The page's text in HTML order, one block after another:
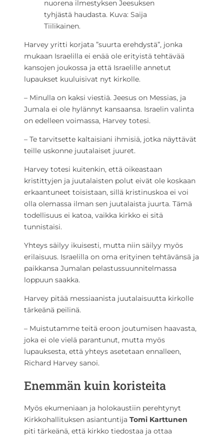
nuorena ilmestyksen Jeesuksen
tyhjästä haudasta. Kuva: Saija
Tiilikainen.
Harvey yritti korjata ”suurta erehdystä”, jonka
mukaan Israelilla ei enää ole erityistä tehtävää
kansojen joukossa ja että Israelille annetut
lupaukset kuuluisivat nyt kirkolle.
– Minulla on kaksi viestiä. Jeesus on Messias, ja
Jumala ei ole hylännyt kansaansa. Israelin valinta
on edelleen voimassa, Harvey totesi.
– Te tarvitsette kaltaisiani ihmisiä, jotka näyttävät
teille uskonne juutalaiset juuret.
Harvey totesi kuitenkin, että oikeastaan
kristittyjen ja juutalaisten polut eivät ole koskaan
erkaantuneet toisistaan, sillä kristinuskoa ei voi
olla olemassa ilman sen juutalaista juurta. Tämä
todellisuus ei katoa, vaikka kirkko ei sitä
tunnistaisi.
Yhteys säilyy ikuisesti, mutta niin säilyy myös
erilaisuus. Israelilla on oma erityinen tehtävänsä ja
paikkansa Jumalan pelastussuunnitelmassa
loppuun saakka.
Harvey pitää messiaanista juutalaisuutta kirkolle
tärkeänä peilinä.
– Muistutamme teitä eroon joutumisen haavasta,
joka ei ole vielä parantunut, mutta myös
lupauksesta, että yhteys asetetaan ennalleen,
Richard Harvey sanoi.
Enemmän kuin koristeita
Myös ekumeniaan ja holokaustiin perehtynyt
Kirkkohallituksen asiantuntija Tomi Karttunen
piti tärkeänä, että kirkko tiedostaa ja ottaa